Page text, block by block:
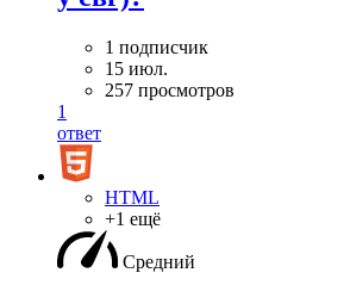
1 подписчик
15 июл.
257 просмотров
1
ответ
HTML
+1 ещё
Средний